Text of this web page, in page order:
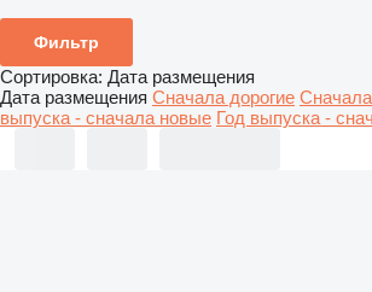
Фильтр
Сортировка: Дата размещения
Дата размещения Сначала дорогие
выпуска - сначала новые Год выпуска -